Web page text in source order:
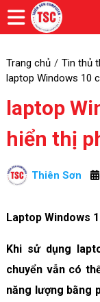
Trang chủ
Tin thủ
laptop Windows 10
laptop
hiển thị
Thiên Sơn
Laptop Windows
Khi sử dụng
chuyển vẫn có
năng lượng bằng